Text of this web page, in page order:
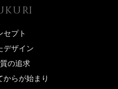
セプト
デザイン
の追求
からが始まり